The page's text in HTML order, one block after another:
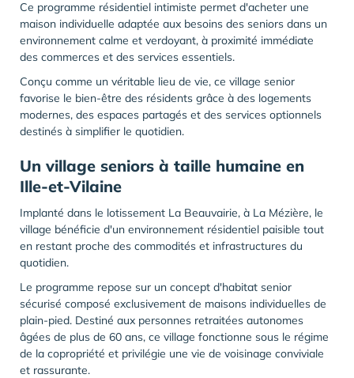
Ce programme résidentiel intimiste permet d'acheter une
maison individuelle adaptée aux besoins des seniors dans un
environnement calme et verdoyant, à proximité immédiate
des commerces et des services essentiels.
Conçu comme un véritable lieu de vie, ce village senior
favorise le bien-être des résidents grâce à des logements
modernes, des espaces partagés et des services optionnels
destinés à simplifier le quotidien.
Un village seniors à taille humaine en
Ille-et-Vilaine
Implanté dans le lotissement La Beauvairie, à La Mézière, le
village bénéficie d'un environnement résidentiel paisible tout
en restant proche des commodités et infrastructures du
quotidien.
Le programme repose sur un concept d'habitat senior
sécurisé composé exclusivement de maisons individuelles de
plain-pied. Destiné aux personnes retraitées autonomes
âgées de plus de 60 ans, ce village fonctionne sous le régime
de la copropriété et privilégie une vie de voisinage conviviale
et rassurante.